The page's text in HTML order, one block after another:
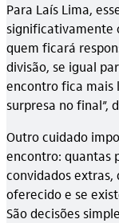
Para Laís Lima,
significativamente
quem ficará
divisão, se igual
encontro fica mais
surpresa no final”,
Outro cuidado
encontro: quantas
convidados extras,
oferecido e se
São decisões